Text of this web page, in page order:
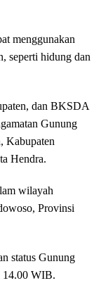
menggunakan
ѕереrtі hіdung dаn
dаn BKSDA
Gunung
Kаbuраtеn
Hеndrа.
wilayah
Prоvіnѕі
ѕtаtuѕ Gunung
14.00 WIB.